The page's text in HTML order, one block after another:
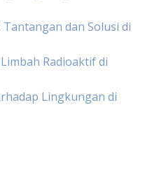
dan Solusi di
Radioaktif di
Lingkungan di